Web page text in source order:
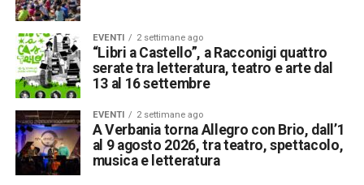
EVENTI 2 settimane ago
“Libri a Castello”, a Racconigi quattro
serate tra letteratura, teatro e arte dal
13 al 16 settembre
EVENTI 2 settimane ago
A Verbania torna Allegro con Brio, dall’1
al 9 agosto 2026, tra teatro, spettacolo,
musica e letteratura